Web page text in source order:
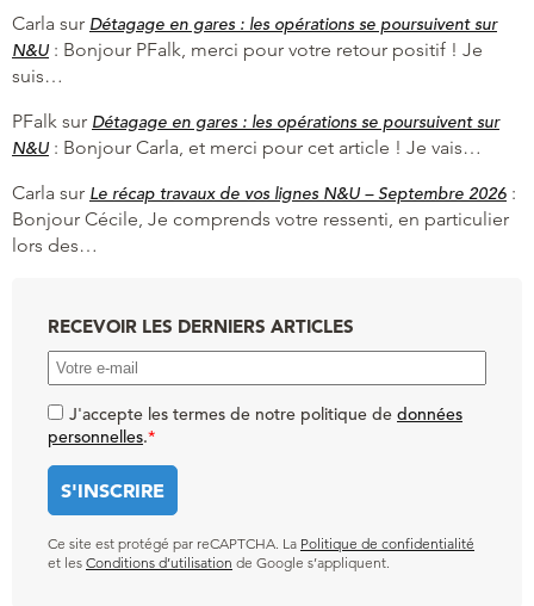
Carla sur Détagage en gares : les opérations se poursuivent sur
N&U : Bonjour PFalk, merci pour votre retour positif ! Je
suis…
PFalk sur Détagage en gares : les opérations se poursuivent sur
N&U : Bonjour Carla, et merci pour cet article ! Je vais…
Carla sur Le récap travaux de vos lignes N&U – Septembre 2026 :
Bonjour Cécile, Je comprends votre ressenti, en particulier
lors des…
RECEVOIR LES DERNIERS ARTICLES
J'accepte les termes de notre politique de données
personnelles.*
Ce site est protégé par reCAPTCHA. La Politique de confidentialité
et les Conditions d’utilisation de Google s’appliquent.